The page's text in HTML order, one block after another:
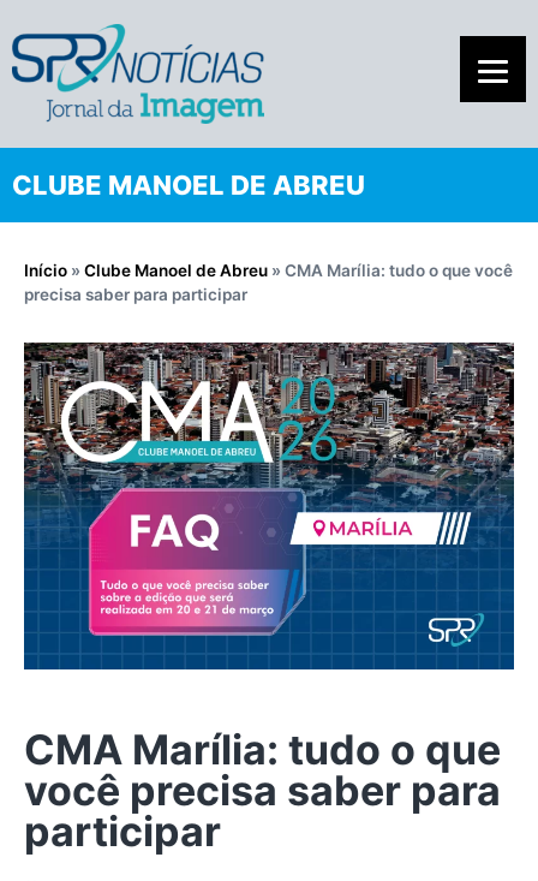
CLUBE MANOEL DE ABREU
Início » Clube Manoel de Abreu » CMA Marília: tudo o que você
precisa saber para participar
CMA Marília: tudo o que
você precisa saber para
participar